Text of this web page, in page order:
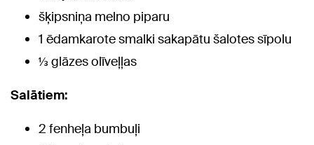
šķipsniņa melno piparu
1 ēdamkarote smalki sakapātu šalotes sīpolu
⅓ glāzes olīveļļas
Salātiem:
2 fenheļa bumbuļi